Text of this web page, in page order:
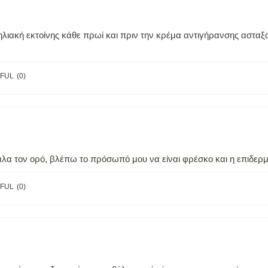
εκτοίνης κάθε πρωί και πριν την κρέμα αντιγήρανσης
(0)
τον ορό, βλέπω το πρόσωπό μου να είναι φρέσκο και η
(0)